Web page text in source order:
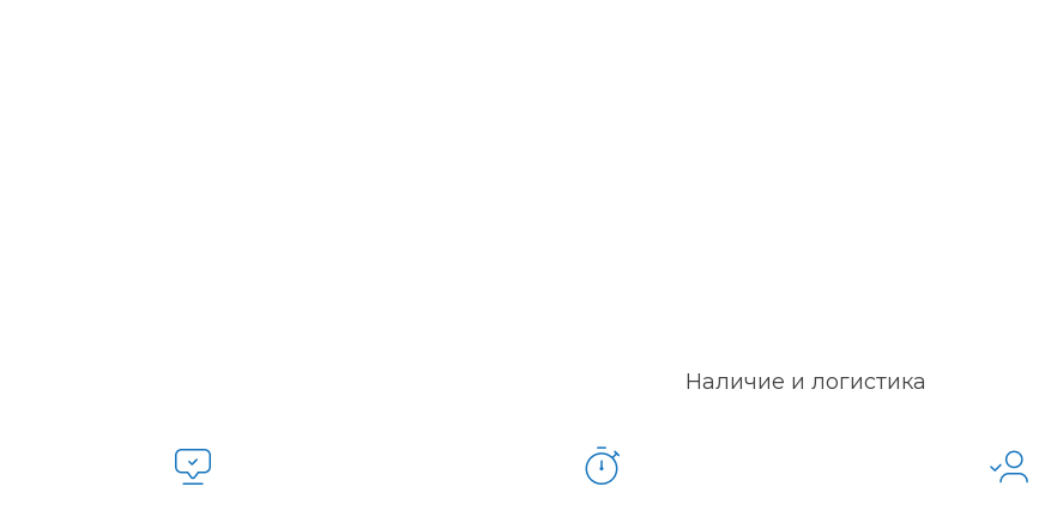
Наличие и логистика